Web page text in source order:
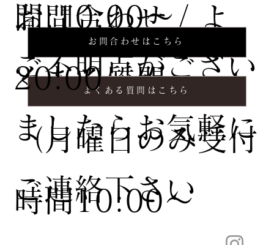
お問合わせ / よ
くある質問
お問合わせはこちら
ご不明点がござい
ましたらお気軽に
ご連絡下さい
よくある質問はこちら
間:10:00〜
20:00
（月曜日のみ受付
時間10:00〜